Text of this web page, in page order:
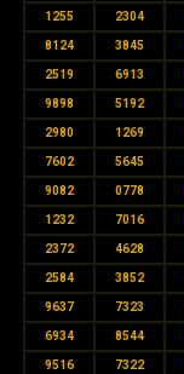
1255 2304
8124 3845
2519 6913
9898 5192
2980 1269
7602 5645
9082 0778
1232 7016
2372 4628
2584 3852
9637 7323
6934 8544
9516 7322